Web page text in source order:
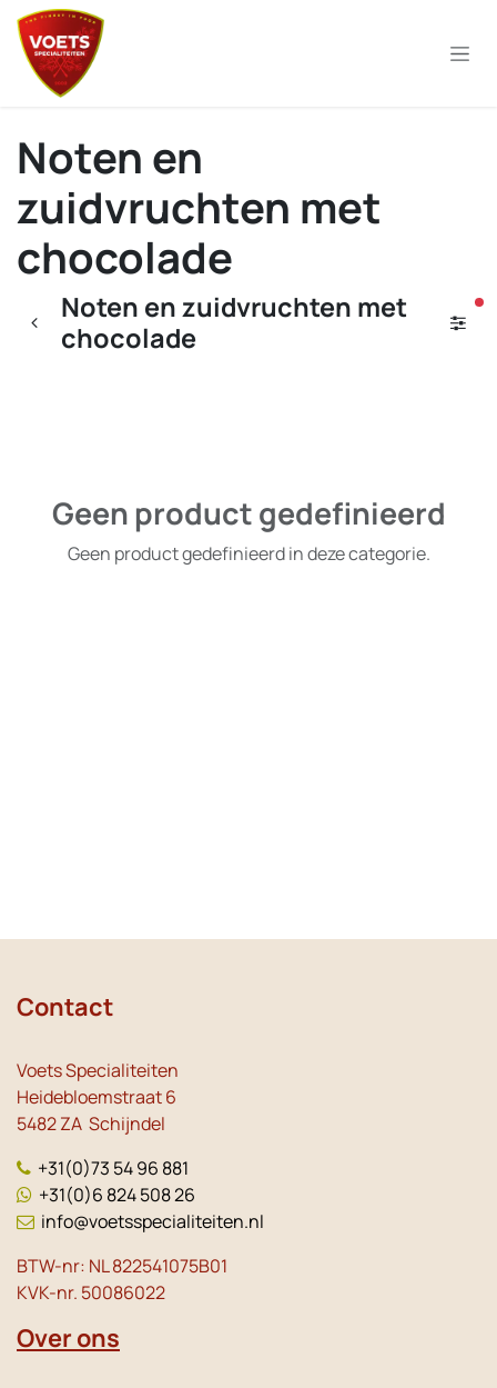
Overslaan naar inhoud
Noten en
zuidvruchten met
chocolade
Noten en zuidvruchten met
chocolade
Geen product gedefinieerd
Geen product gedefinieerd in deze categorie.
Contact
Voets Specialiteiten
Heidebloemstraat 6
5482 ZA Schijndel
+31(0)73 54 96 881
+31(0)6 824 508 26
info@voetsspecialiteiten.nl
BTW-nr: NL 822541075B01
KVK-nr. 50086022
Over ons